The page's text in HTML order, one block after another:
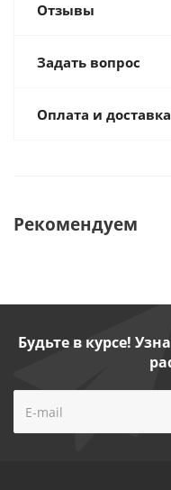
Отзывы
Задать вопрос
Оплата и доставка
Рекомендуем
Будьте в курсе!